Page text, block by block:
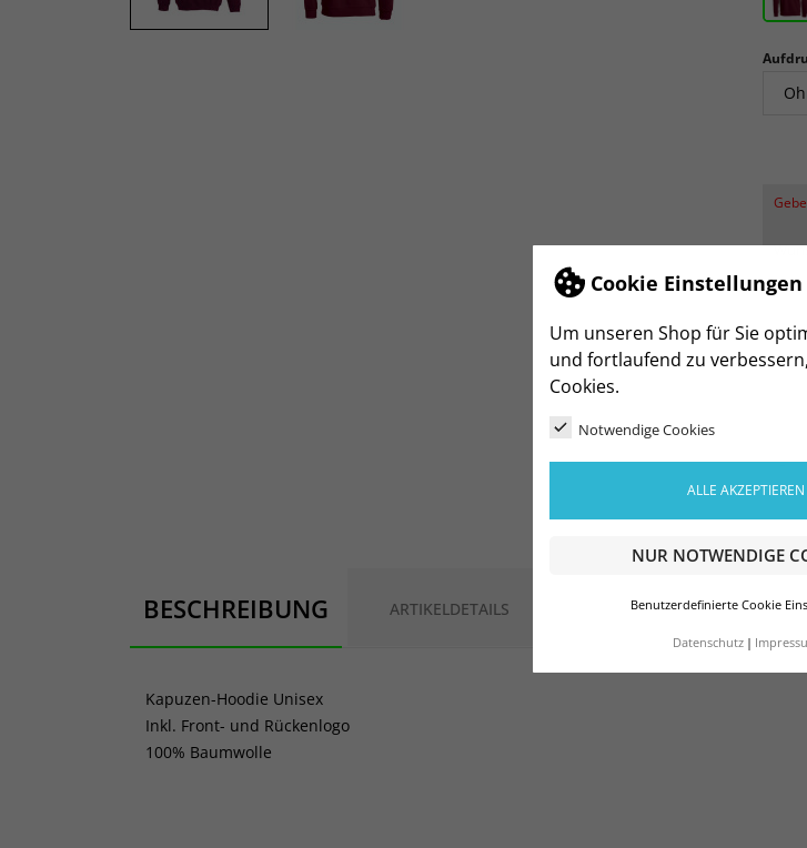
Cookie Einstellungen
Um unseren Shop für Sie
und fortlaufend zu
Cookies.
Notwendige Cookies
ALLE AKZEPTIEREN
NUR NOTWENDIGE
Benutzerdefinierte Cookie
Datenschutz
-
BESCHREIBUNG ARTIKELDETAILS
Kapuzen-Hoodie Unisex
Inkl. Front- und Rückenlogo
100% Baumwolle